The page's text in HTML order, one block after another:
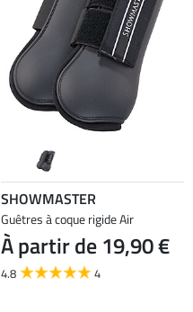
SHOWMASTER
Guêtres à coque rigide Air
À partir de 19,90 €
4.8 4